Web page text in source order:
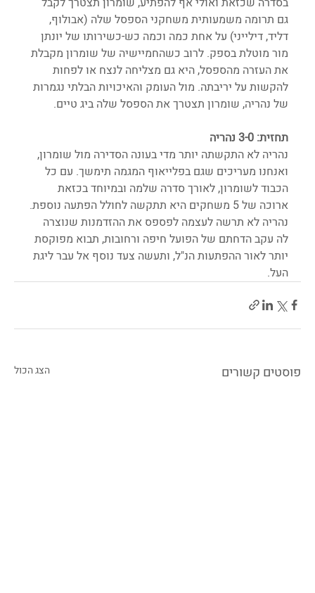
גם תרומה משמעותית משחקני הספסל שלה (אבולוף,
דליד, דילייני) על אחת כמה וכמה כש-כשירותו של יונתן
מור מוטלת בספק. לרוב כשהחמיישיה של שומרון מקבלת
את העזרה מהספסל, היא גם מצליחה לנצח או לפחות
להקשות על יריבתה. מול העומק והאיכויות הבלתי נגמרות
של נהריה, שומרון תצטרך את הספסל שלה ביג טיים.
תחזית: 3-0 נהריה
נהריה לא התקשתה יותר מדי בעונה הסדירה מול שומרון,
ואנחנו מעריכים שגם בפלייאוף המגמה תימשך. עם כל
הכבוד לשומרון, לאורך סדרה שלמה ובמיוחד בכזאת
ארוכה של 5 משחקים היא תתקשה לחולל הפתעה נוספת.
נהריה לא תרשה לעצמה לפספס את ההזדמנות שנוצרה
לה עקב הדחתם של הפועל חיפה ורחובות, תבוא מפוקסת
יותר לאור ההפתעות הנ"ל, ותעשה צעד נוסף אל עבר ליגת
העל.
פוסטים קשורים הצג הכול